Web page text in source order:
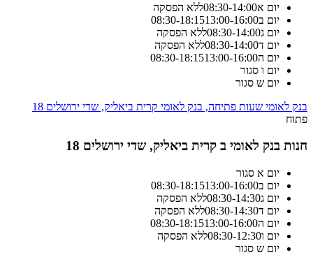
יום א 08:30-14:00
ללא הפסקה
יום ב
08:30-18:1513:00-16:00
יום ג
08:30-14:00
ללא הפסקה
יום ד
08:30-14:00
ללא הפסקה
יום ה
08:30-18:1513:00-16:00
יום ו סגור
יום ש סגור
בנק לאומי שעות פתיחה, בנק לאומי קרית ביאליק, שדי ירושלים 18
פתוח
חנות בנק לאומי ב קרית ביאליק, שדי ירושלים 18
יום א סגור
יום ב
08:30-18:1513:00-16:00
יום ג
08:30-14:30
ללא הפסקה
יום ד
08:30-14:30
ללא הפסקה
יום ה
08:30-18:1513:00-16:00
יום ו
08:30-12:30
ללא הפסקה
יום ש סגור